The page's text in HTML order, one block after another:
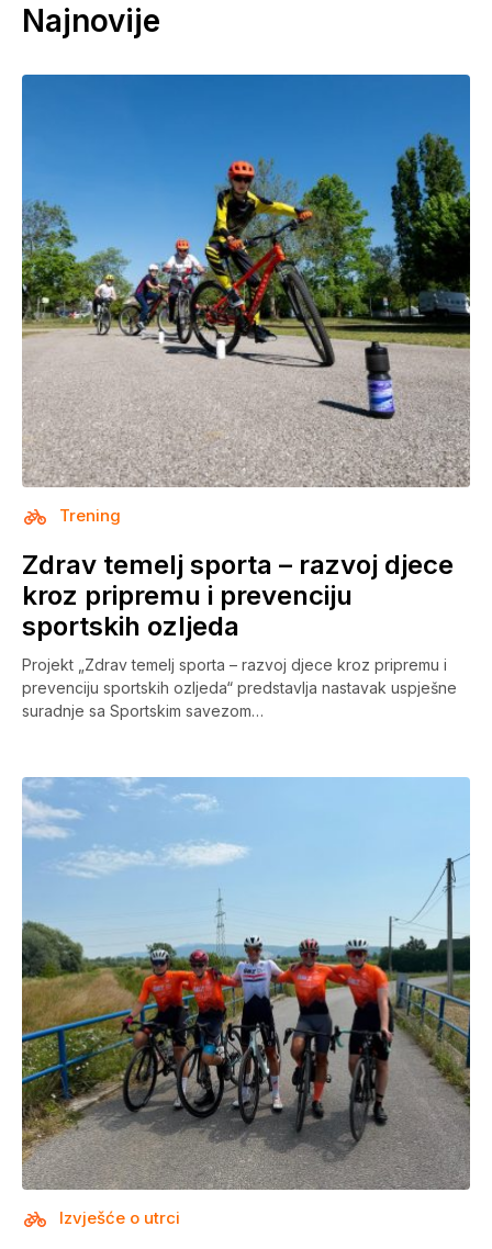
Najnovije
Trening
Zdrav temelj sporta – razvoj djece
kroz pripremu i prevenciju
sportskih ozljeda
Projekt „Zdrav temelj sporta – razvoj djece kroz pripremu i
prevenciju sportskih ozljeda“ predstavlja nastavak uspješne
suradnje sa Sportskim savezom…
Izvješće o utrci